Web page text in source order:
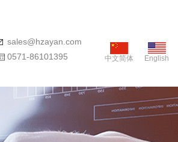
sales@hzayan.com
0571-86101395
中文简体 English